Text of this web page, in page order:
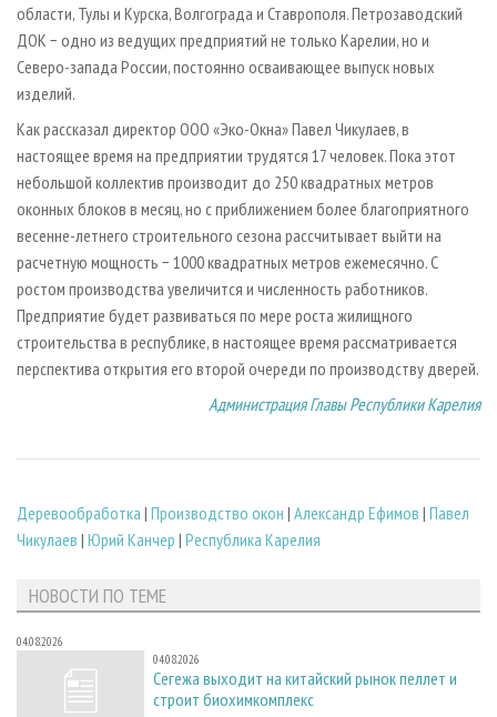
области, Тулы и Курска, Волгограда и Ставрополя. Петрозаводский
ДОК − одно из ведущих предприятий не только Карелии, но и
Северо-запада России, постоянно осваивающее выпуск новых
изделий.
Как рассказал директор ООО «Эко-Окна» Павел Чикулаев, в
настоящее время на предприятии трудятся 17 человек. Пока этот
небольшой коллектив производит до 250 квадратных метров
оконных блоков в месяц, но с приближением более благоприятного
весенне-летнего строительного сезона рассчитывает выйти на
расчетную мощность − 1000 квадратных метров ежемесячно. С
ростом производства увеличится и численность работников.
Предприятие будет развиваться по мере роста жилищного
строительства в республике, в настоящее время рассматривается
перспектива открытия его второй очереди по производству дверей.
Администрация Главы Республики Карелия
Деревообработка | Производство окон | Александр Ефимов | Павел
Чикулаев | Юрий Канчер | Республика Карелия
НОВОСТИ ПО ТЕМЕ
04.08.2026
04.08.2026
Сегежа выходит на китайский рынок пеллет и
строит биохимкомплекс